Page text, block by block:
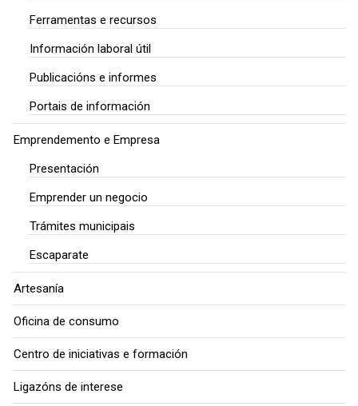
Ferramentas e recursos
Información laboral útil
Publicacións e informes
Portais de información
Emprendemento e Empresa
Presentación
Emprender un negocio
Trámites municipais
Escaparate
Artesanía
Oficina de consumo
Centro de iniciativas e formación
Ligazóns de interese